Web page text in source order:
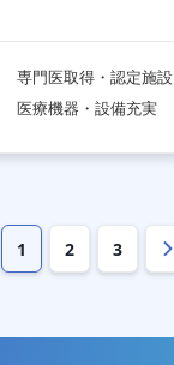
専門医取得・認定施設
医療機器・設備充実
1 2 3